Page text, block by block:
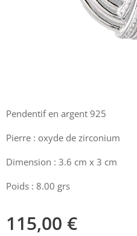
Pendentif en argent 925
Pierre : oxyde de zirconium
Dimension : 3.6 cm x 3 cm
Poids : 8.00 grs
115,00 €